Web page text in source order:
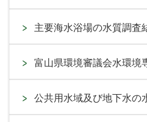
主要海水浴場の水質調査
富山県環境審議会水環境
公共用水域及び地下水の